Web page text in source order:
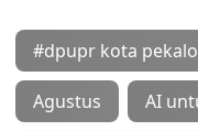
#dpupr kota
Agustus AI